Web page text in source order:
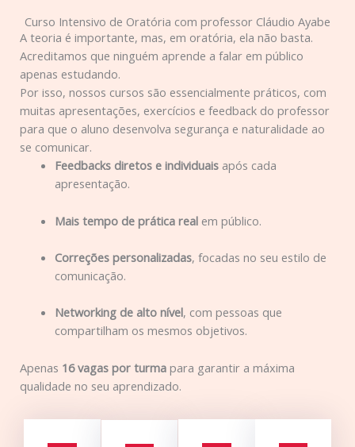
Curso Intensivo de Oratória com professor Cláudio Ayabe
A teoria é importante, mas, em oratória, ela não basta.
Acreditamos que ninguém aprende a falar em público
apenas estudando.
Por isso, nossos cursos são essencialmente práticos, com
muitas apresentações, exercícios e feedback do professor
para que o aluno desenvolva segurança e naturalidade ao
se comunicar.
Feedbacks diretos e individuaisapós cada
apresentação.
Mais tempo de prática realem público.
Correções personalizadas, focadas no seu estilo de
comunicação.
Networking de alto nível, com pessoas que
compartilham os mesmos objetivos.
Apenas 16 vagas por turma para garantir a máxima
qualidade no seu aprendizado.